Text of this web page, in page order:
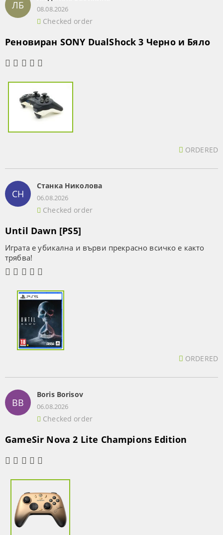
ЛБ 08.08.2026
Checked order
Реновиран SONY DualShock 3 Черно и Бяло
ORDERED
СН
Станка Николова
06.08.2026
Checked order
Until Dawn [PS5]
Играта е убикална и върви прекрасно всичко е както
трябва!
ORDERED
BB
Boris Borisov
06.08.2026
Checked order
GameSir Nova 2 Lite Champions Edition